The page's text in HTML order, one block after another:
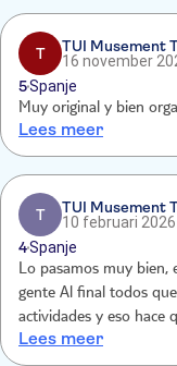
T
TUI Musement
16 november
5Spanje
Muy original y bien
Lees meer
T
TUI Musement
10 februari 2026
4Spanje
Lo pasamos muy bien,
gente Al final todos queremos probar y realizar todas las
actividades y eso hace que
turno. En general, muy
Lees meer